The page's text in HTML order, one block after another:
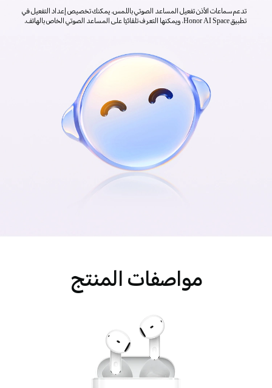
تدعم سماعات الأذن تفعيل المساعد الصوتي باللمس. يمكنك تخصيص إعداد التفعيل في
تطبيق Honor AI Space، ويمكنها التعرف تلقائيًا على المساعد الصوتي الخاص بالهاتف.
مواصفات المنتج